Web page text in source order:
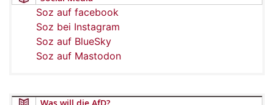
Soz auf facebook
Soz bei Instagram
Soz auf BlueSky
Soz auf Mastodon